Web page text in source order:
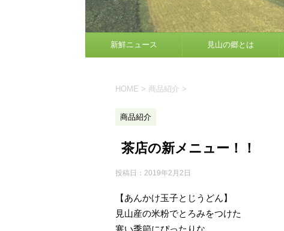
新鮮ニュース 見山の郷とは
HOME > 商品紹介 >
商品紹介
茶店の新メニュー！！
投稿日： 2019年2月2日
【あんかけ玉子とじうどん】
見山産の米粉でとろみをつけた
寒い季節にぴったりな